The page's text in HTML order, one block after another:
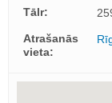
Tālr:
Atrašanās
vieta: